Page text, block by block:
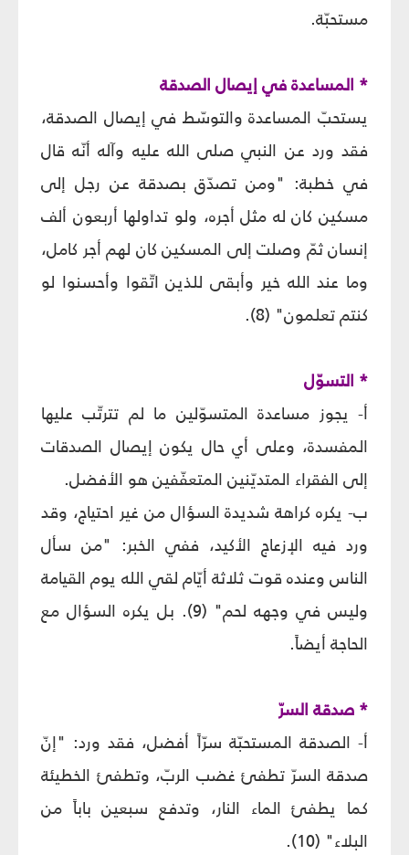
مستحبّة.
* المساعدة في إيصال الصدقة
يستحبّ المساعدة والتوسّط في إيصال الصدقة،
فقد ورد عن النبي صلى الله عليه وآله أنّه قال
في خطبة: "ومن تصدّق بصدقة عن رجل إلى
مسكين كان له مثل أجره، ولو تداولها أربعون ألف
إنسان ثمّ وصلت إلى المسكين كان لهم أجر كامل،
وما عند الله خير وأبقى للذين اتّقوا وأحسنوا لو
كنتم تعلمون" (8).
* التسوّل
أ- يجوز مساعدة المتسوّلين ما لم تترتّب عليها
المفسدة، وعلى أي حال يكون إيصال الصدقات
إلى الفقراء المتديّنين المتعفّفين هو الأفضل.
ب- يكره كراهة شديدة السؤال من غير احتياج، وقد
ورد فيه الإزعاج الأكيد، ففي الخبر: "من سأل
الناس وعنده قوت ثلاثة أيّام لقي الله يوم القيامة
وليس في وجهه لحم" (9). بل يكره السؤال مع
الحاجة أيضاً.
* صدقة السرّ
أ- الصدقة المستحبّة سرّاً أفضل، فقد ورد: "إنّ
صدقة السرّ تطفئ غضب الربّ، وتطفئ الخطيئة
كما يطفئ الماء النار، وتدفع سبعين باباً من
البلاء" (10).